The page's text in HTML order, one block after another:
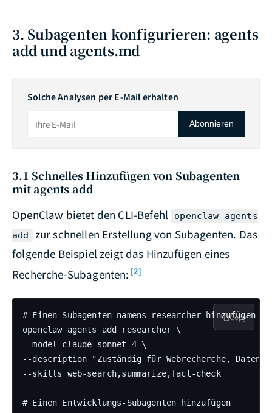
3. Subagenten konfigurieren: agents
add und agents.md
Solche Analysen per E-Mail erhalten
Abonnieren
3.1 Schnelles Hinzufügen von Subagenten
mit agents add
OpenClaw bietet den CLI-Befehl
openclaw agents
add
zur schnellen Erstellung von Subagenten. Das
folgende Beispiel zeigt das Hinzufügen eines
Recherche-Subagenten: [2]
# Einen Subagenten namens researcher hinzufügen
openclaw agents add researcher \
--model claude-sonnet-4 \
--description "Zuständig für Webrecherche,
--skills web-search,summarize,fact-check
# Einen Entwicklungs-Subagenten hinzufügen
Copy